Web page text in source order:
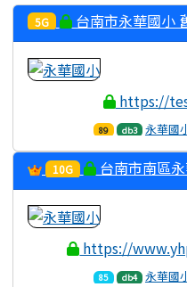
5G 台南市永華國小
https://
89 db3 永華國
10G 台南市南區
https://
85 db4 永華國